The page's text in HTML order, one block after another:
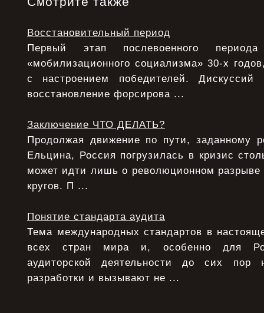
Восстановительный период
Первый этап послевоенного
«мобилизационного социализма» 30-х
с настроением победителей.
восстановление форсирова ...
Заключение ЧТО ДЕЛАТЬ?
Продолжая движение по пути, заданному
Ельцина, Россия погрузилась в кризис
может идти лишь о революционном
кругов. П ...
Понятие стандарта аудита
Тема международных стандартов в
всех стран мира и, особенно для
аудиторской деятельности до сих пор
разработки и вызывают не ...